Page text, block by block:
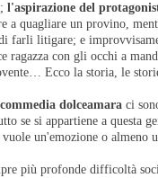
l'aspirazione del
a quagliare un provino,
farli litigare; e
ragazza con gli occhi a
Ecco la storia, le
dolceamara ci
se si appartiene a questa
un'emozione o almeno
più profonde difficoltà